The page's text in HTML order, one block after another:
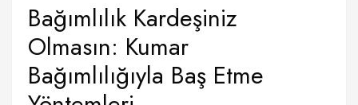
Bağımlılık Kardeşiniz
Olmasın: Kumar
Bağımlılığıyla Baş Etme